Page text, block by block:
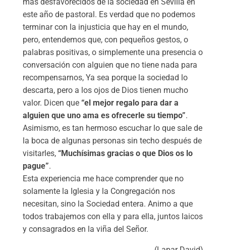
este año de pastoral. Es verdad que no podemos
terminar con la injusticia que hay en el mundo,
pero, entendemos que, con pequeños gestos, o
palabras positivas, o simplemente una presencia o
conversación con alguien que no tiene nada para
recompensarnos, Ya sea porque la sociedad lo
descarta, pero a los ojos de Dios tienen mucho
valor. Dicen que “el mejor regalo para dar a
alguien que uno ama es ofrecerle su tiempo”.
Asimismo, es tan hermoso escuchar lo que sale de
la boca de algunas personas sin techo después de
visitarles, “Muchísimas gracias o que Dios os lo
pague”.
Esta experiencia me hace comprender que no
solamente la Iglesia y la Congregación nos
necesitan, sino la Sociedad entera. Animo a que
todos trabajemos con ella y para ella, juntos laicos
y consagrados en la viña del Señor.